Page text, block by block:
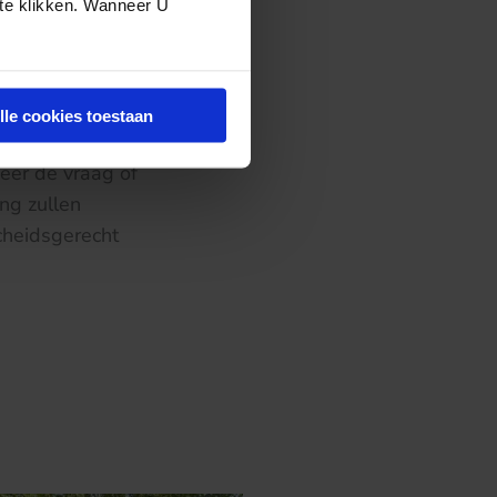
klikken. Wanneer U
cookies toestaan
Zekerheid als
bij
2015, onder
de vraag of
zullen